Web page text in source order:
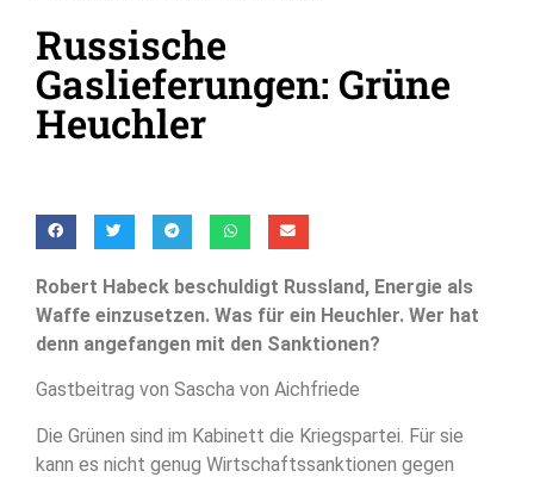
Russische
Gaslieferungen: Grüne
Heuchler
Robert Habeck beschuldigt Russland, Energie als
Waffe einzusetzen. Was für ein Heuchler. Wer hat
denn angefangen mit den Sanktionen?
Gastbeitrag von Sascha von Aichfriede
Die Grünen sind im Kabinett die Kriegspartei. Für sie
kann es nicht genug Wirtschaftssanktionen gegen